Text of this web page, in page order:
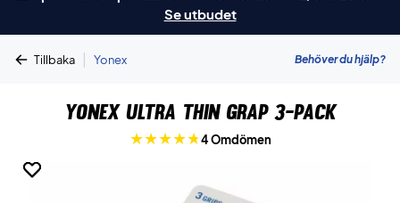
Se utbudet
Tillbaka | Yonex Behöver du hjälp?
Yonex Ultra Thin Grap 3-pack
4 Omdömen